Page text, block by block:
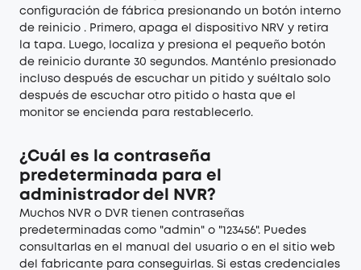
configuración de fábrica presionando un botón interno
de reinicio . Primero, apaga el dispositivo NRV y retira
la tapa. Luego, localiza y presiona el pequeño botón
de reinicio durante 30 segundos. Manténlo presionado
incluso después de escuchar un pitido y suéltalo solo
después de escuchar otro pitido o hasta que el
monitor se encienda para restablecerlo.
¿Cuál es la contraseña
predeterminada para el
administrador del NVR?
Muchos NVR o DVR tienen contraseñas
predeterminadas como "admin" o "123456". Puedes
consultarlas en el manual del usuario o en el sitio web
del fabricante para conseguirlas. Si estas credenciales